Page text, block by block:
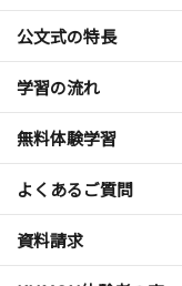
公文式の特長
学習の流れ
無料体験学習
よくあるご質問
資料請求